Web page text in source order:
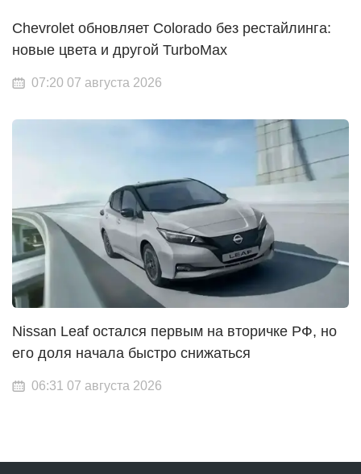
Chevrolet обновляет Colorado без рестайлинга:
новые цвета и другой TurboMax
07:20 07 августа 2026
Nissan Leaf остался первым на вторичке РФ, но
его доля начала быстро снижаться
06:31 07 августа 2026